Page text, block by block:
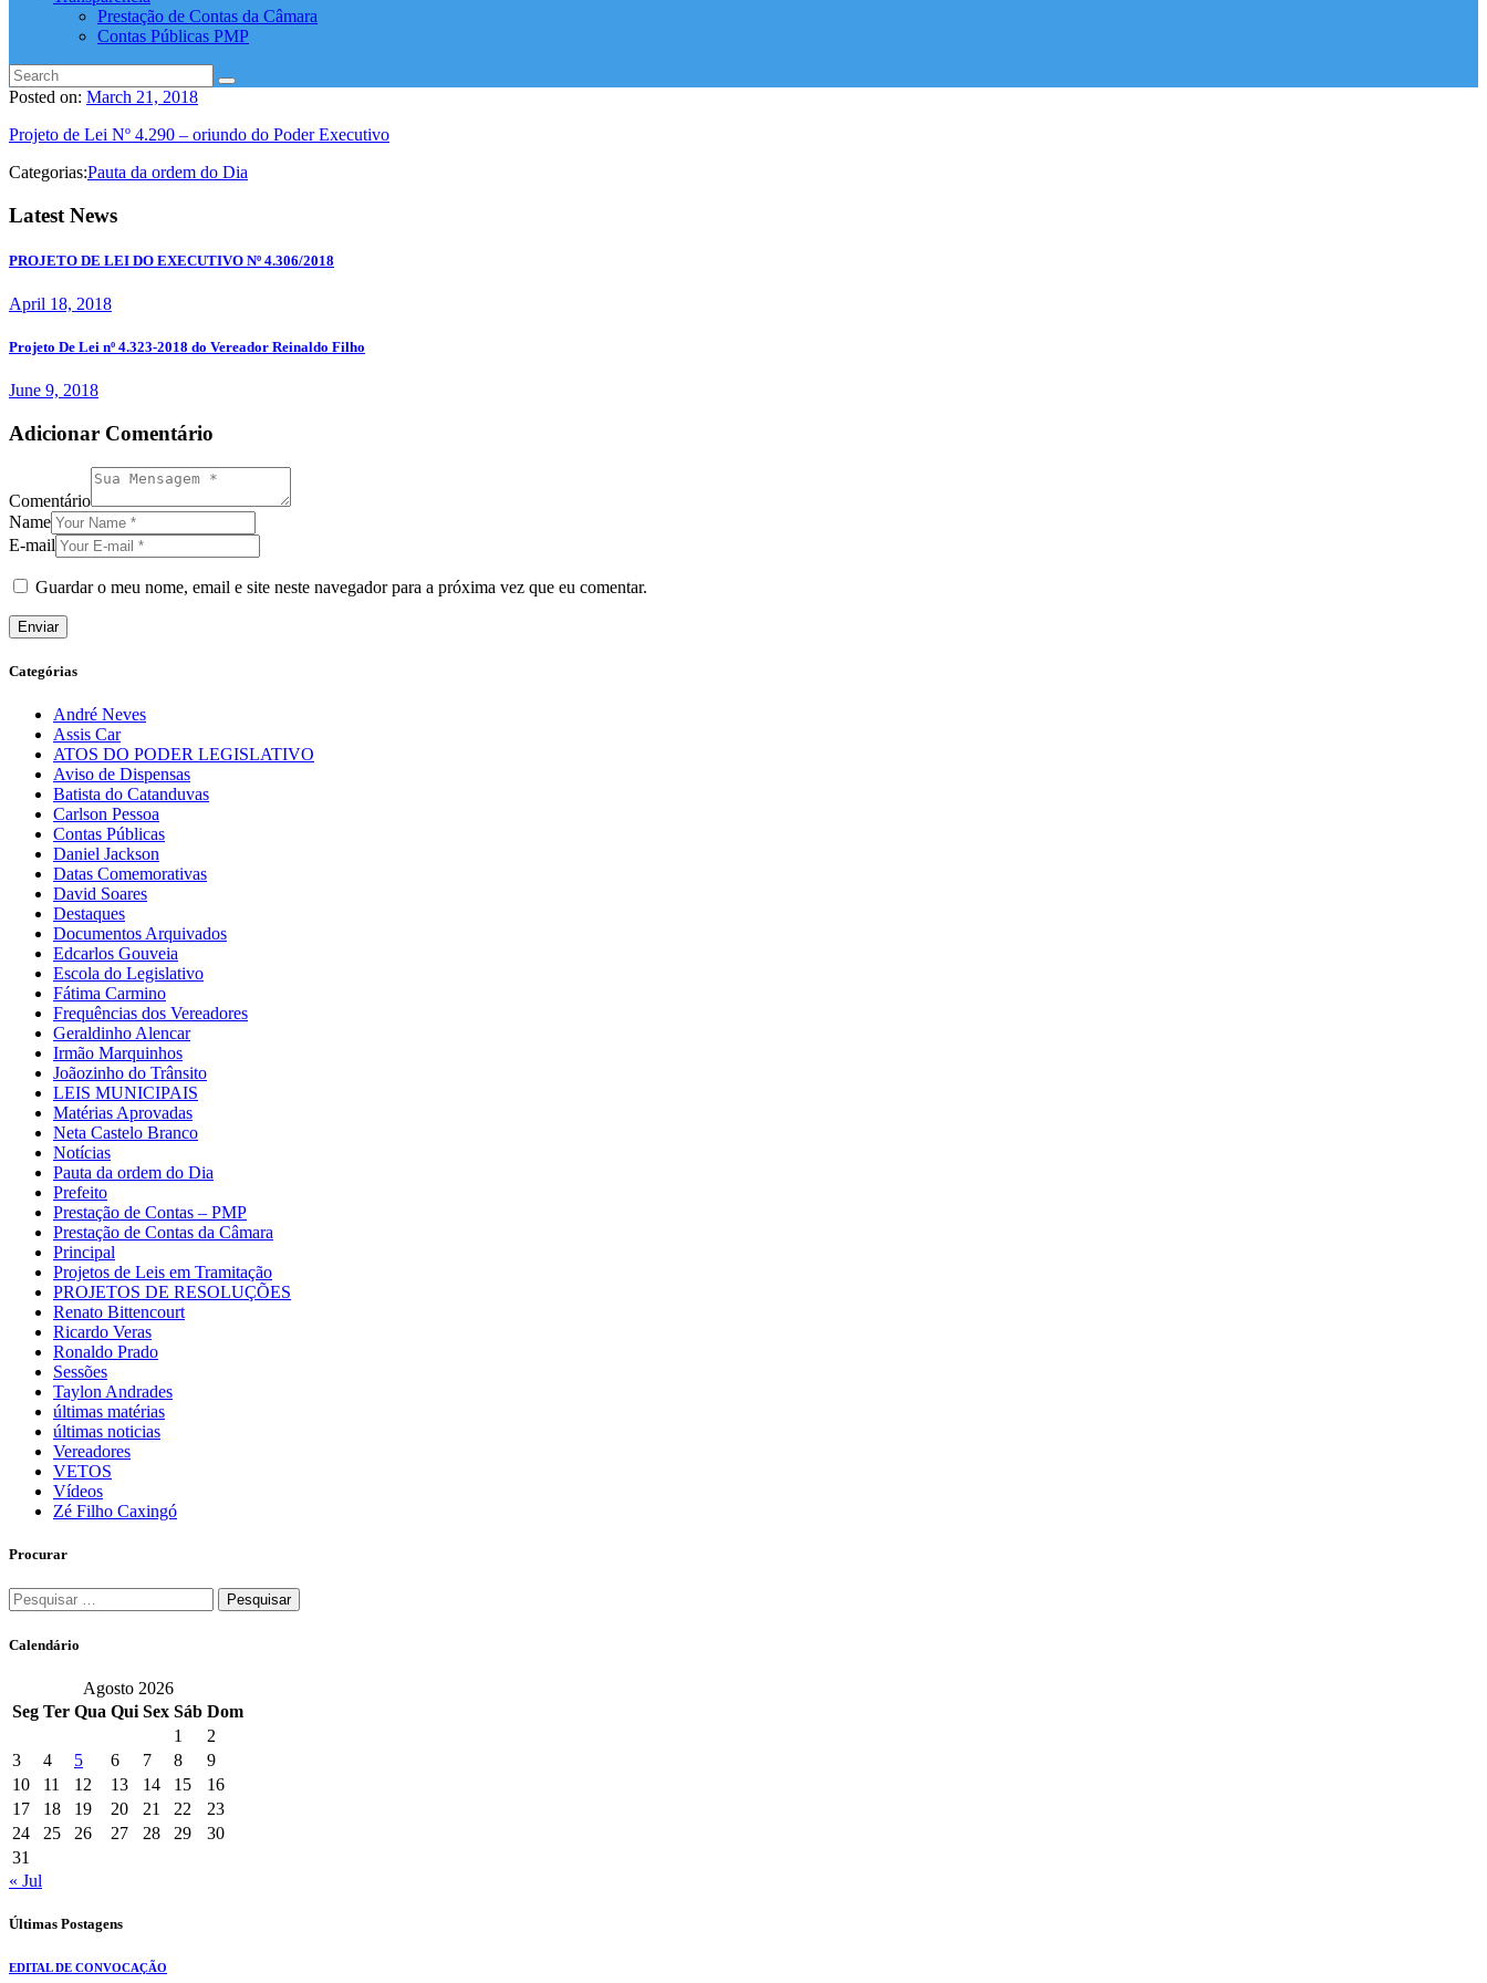
Prestação de Contas da Câmara
Contas Públicas PMP
Posted on: March 21, 2018
Projeto de Lei Nº 4.290 – oriundo do Poder Executivo
Categorias:Pauta da ordem do Dia
Latest News
PROJETO DE LEI DO EXECUTIVO Nº 4.306/2018
April 18, 2018
Projeto De Lei nº 4.323-2018 do Vereador Reinaldo Filho
June 9, 2018
Adicionar Comentário
Comentário
Name
E-mail
Guardar o meu nome, email e site neste navegador para a próxima vez que eu comentar.
Categórias
André Neves
Assis Car
ATOS DO PODER LEGISLATIVO
Aviso de Dispensas
Batista do Catanduvas
Carlson Pessoa
Contas Públicas
Daniel Jackson
Datas Comemorativas
David Soares
Destaques
Documentos Arquivados
Edcarlos Gouveia
Escola do Legislativo
Fátima Carmino
Frequências dos Vereadores
Geraldinho Alencar
Irmão Marquinhos
Joãozinho do Trânsito
LEIS MUNICIPAIS
Matérias Aprovadas
Neta Castelo Branco
Notícias
Pauta da ordem do Dia
Prefeito
Prestação de Contas – PMP
Prestação de Contas da Câmara
Principal
Projetos de Leis em Tramitação
PROJETOS DE RESOLUÇÕES
Renato Bittencourt
Ricardo Veras
Ronaldo Prado
Sessões
Taylon Andrades
últimas matérias
últimas noticias
Vereadores
VETOS
Vídeos
Zé Filho Caxingó
Procurar
Pesquisar
por:
Calendário
Agosto 2026
Seg Ter Qua Qui Sex Sáb Dom
1
2
3
4 5 6 7 8
9
10
11 12 13 14 15
16
17
18 19 20 21 22
23
24
25 26 27 28 29
30
31
« Jul
Últimas Postagens
EDITAL DE CONVOCAÇÃO